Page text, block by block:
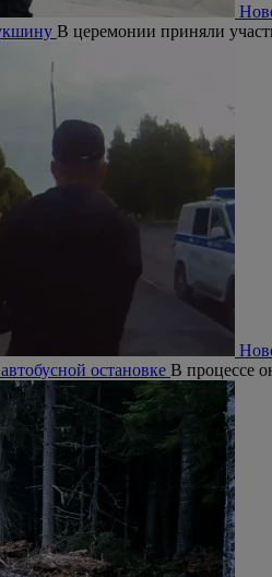
В церемонии приняли
остановке В процессе